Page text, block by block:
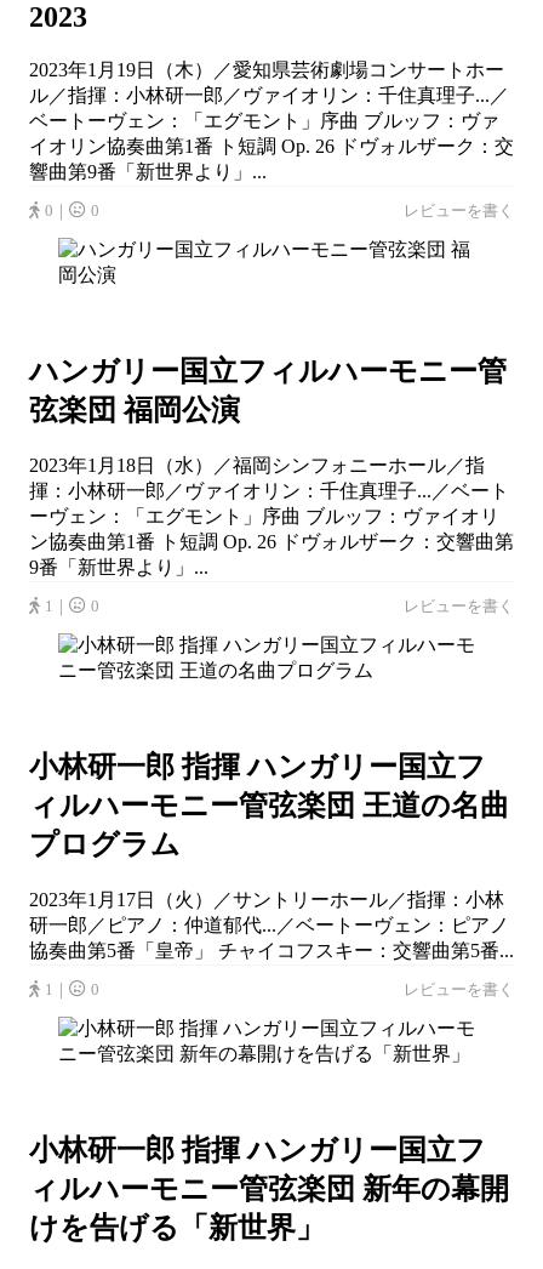
2023
2023年1月19日（木）／愛知県芸術劇場コンサートホー
ル／指揮：小林研一郎／ヴァイオリン：千住真理子...／
ベートーヴェン：「エグモント」序曲 ブルッフ：ヴァ
イオリン協奏曲第1番 ト短調 Op. 26 ドヴォルザーク：交
響曲第9番「新世界より」...
0｜ 0 レビューを書く
ハンガリー国立フィルハーモニー管
弦楽団 福岡公演
2023年1月18日（水）／福岡シンフォニーホール／指
揮：小林研一郎／ヴァイオリン：千住真理子...／ベート
ーヴェン：「エグモント」序曲 ブルッフ：ヴァイオリ
ン協奏曲第1番 ト短調 Op. 26 ドヴォルザーク：交響曲第
9番「新世界より」...
1｜ 0 レビューを書く
小林研一郎 指揮 ハンガリー国立フ
ィルハーモニー管弦楽団 王道の名曲
プログラム
2023年1月17日（火）／サントリーホール／指揮：小林
研一郎／ピアノ：仲道郁代...／ベートーヴェン：ピアノ
協奏曲第5番「皇帝」 チャイコフスキー：交響曲第5番...
1｜ 0 レビューを書く
小林研一郎 指揮 ハンガリー国立フ
ィルハーモニー管弦楽団 新年の幕開
けを告げる「新世界」